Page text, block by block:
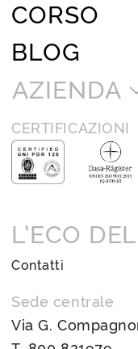
CORSO
BLOG
AZIENDA
CERTIFICAZIONI
L’ECO
Contatti
Sede centrale
Via G.